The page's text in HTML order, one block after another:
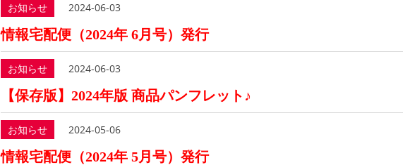
お知らせ 2024-06-03
情報宅配便（2024年 6月号）発行
お知らせ 2024-06-03
【保存版】2024年版 商品パンフレット♪
お知らせ 2024-05-06
情報宅配便（2024年 5月号）発行